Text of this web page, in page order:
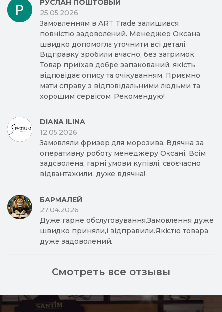
РУСЛАН ПОШТОВЫЙ
25.05.2026
Замовленням в ART Trade залишився
повністю задоволений. Менеджер Оксана
швидко допомогла уточнити всі деталі.
Відправку зробили вчасно, без затримок.
Товар приїхав добре запакований, якість
відповідає опису та очікуванням. Приємно
мати справу з відповідальними людьми та
хорошим сервісом. Рекомендую!
DIANA ILINA
12.05.2026
Замовляли фризер для морозива. Вдячна за
оперативну роботу менеджеру Оксані. Всім
задоволена, гарні умови купівлі, своєчасно
відвантажили, дуже вдячна!
БАРМАЛЕЙ
27.04.2026
Дуже гарне обслуговування.Замовлення дуже
швидко приняли,і відправили.Якістю товара
дуже задоволений.
Смотреть все отзывы